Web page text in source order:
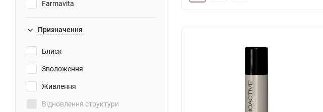
Farmavita
Призначення
Блиск
Зволоження
Живлення
Відновлення структури